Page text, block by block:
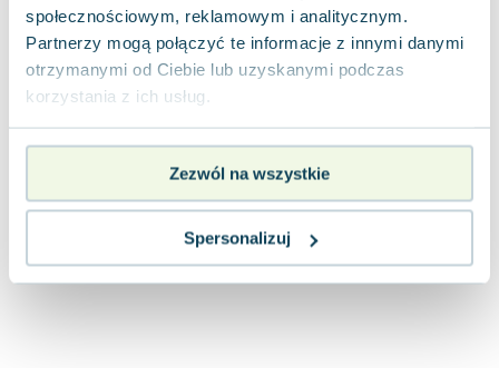
społecznościowym, reklamowym i analitycznym.
Partnerzy mogą połączyć te informacje z innymi danymi
otrzymanymi od Ciebie lub uzyskanymi podczas
korzystania z ich usług.
Zezwól na wszystkie
Spersonalizuj